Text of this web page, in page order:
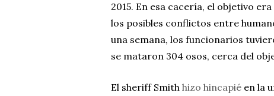
2015. En esa cacería, el objetivo
los posibles conflictos entre
una semana, los funcionarios
se mataron 304 osos, cerca del
El sheriff Smith hizo hincapié en la